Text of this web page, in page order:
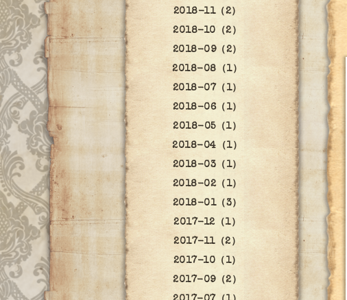
2018-11（2）
2018-10（2）
2018-09（2）
2018-08（1）
2018-07（1）
2018-06（1）
2018-05（1）
2018-04（1）
2018-03（1）
2018-02（1）
2018-01（3）
2017-12（1）
2017-11（2）
2017-10（1）
2017-09（2）